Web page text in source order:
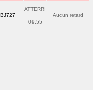
BJ727
ATTERRI
09:55
Aucun retard